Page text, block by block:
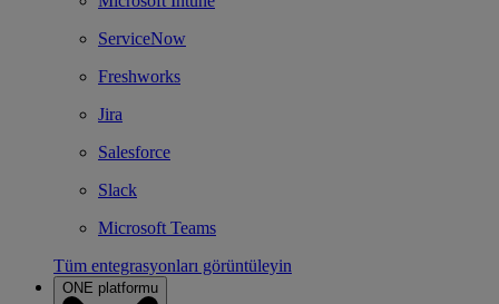
ServiceNow
Freshworks
Jira
Salesforce
Slack
Microsoft Teams
Tüm entegrasyonları görüntüleyin
ONE platformu